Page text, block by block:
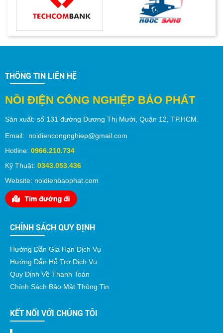
THÔNG TIN LIÊN HỆ
NỒI ĐIỆN CÔNG NGHIỆP BẢO PHÁT
Sản xuất: số 131 đường Dương Thị Mười, Quận 12 , TP.HCM
Email: noidiencongnghiep@gmail.com
Hotline: 0966.210.734
Kỹ Thuật: 0343.053.436
Website: noidienbaophat.com
CHÍNH SÁCH QUY ĐỊNH
Hướng Dẫn Gia Hạn Dịch Vụ
Hướng Dẫn Hỗ Trợ Dịch Vụ
Quy Định Về Thanh Toán
Chính Sách Bảo Mật Thông Tin
KẾT NỐI VỚI CHÚNG TÔI